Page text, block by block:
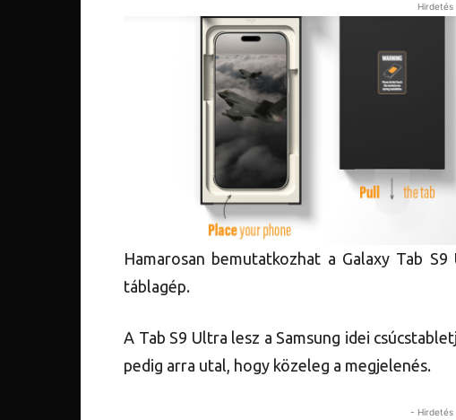
Hirdetés
Hamarosan bemutatkozhat a Galaxy Tab
táblagép.
A Tab S9 Ultra lesz a Samsung idei
pedig arra utal, hogy közeleg a megjelenés.
- Hirdetés